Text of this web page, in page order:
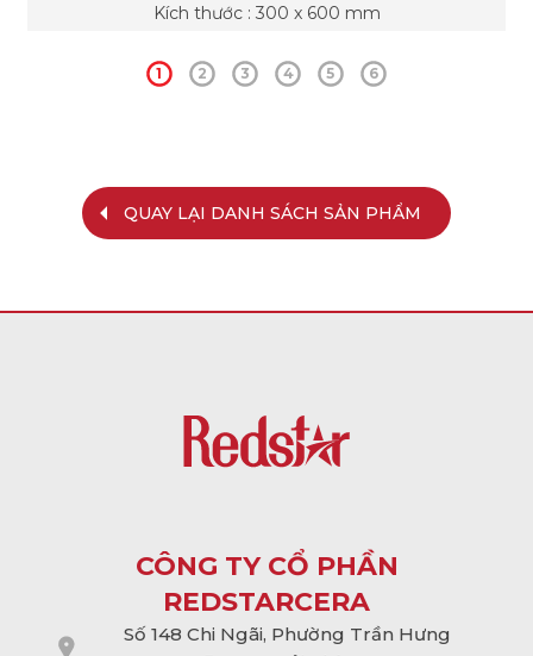
Kích thước : 300 x 600 mm
1 2 3 4 5 6
QUAY LẠI DANH SÁCH SẢN PHẨM
CÔNG TY CỔ PHẦN
REDSTARCERA
Số 148 Chi Ngãi, Phường Trần Hưng